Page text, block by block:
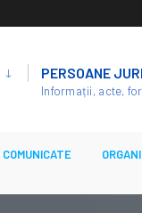
PERSOANE
Informații, acte,
COMUNICATE